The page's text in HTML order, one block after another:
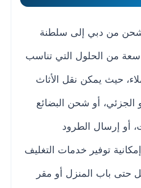
من دبي إلى سلطنة
من الحلول التي تناسب
حيث يمكن نقل الأثاث
الجزئي، أو شحن البضائع
أو إرسال الطرود
توفير خدمات التغليف
حتى باب المنزل أو مقر